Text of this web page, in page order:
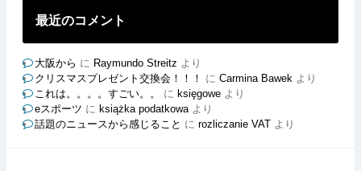
最近のコメント
大阪から に Raymundo Streitz より
クリスマスプレゼント交換会！！！
に Carmina Bawek より
これは。。。。すごい。。
に księgoweより
eスポーツ に książka podatkowaより
話題のニュースから感じること に rozliczanie VATより